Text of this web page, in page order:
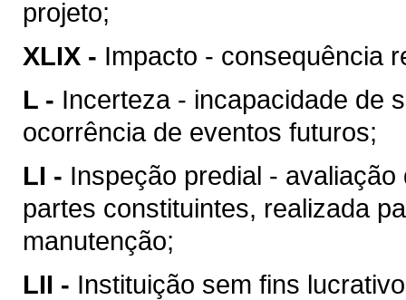
projeto;
XLIX - Impacto - consequência
L - Incerteza - incapacidade de
ocorrência de eventos futuros;
LI - Inspeção predial -
partes constituintes, realizada
manutenção;
LII - Instituição sem fins